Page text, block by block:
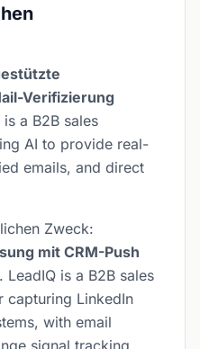
Verifizierung
a B2B sales
AI to provide real-
emails, and direct
Zweck:
mit CRM-Push
. LeadIQ is a B2B sales
capturing LinkedIn
with email
signal tracking.